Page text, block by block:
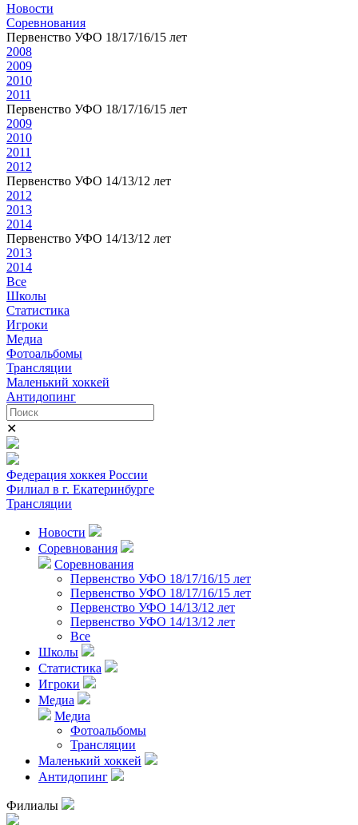
Новости
Соревнования
Первенство УФО 18/17/16/15 лет
2008
2009
2010
2011
Первенство УФО 18/17/16/15 лет
2009
2010
2011
2012
Первенство УФО 14/13/12 лет
2012
2013
2014
Первенство УФО 14/13/12 лет
2013
2014
Все
Школы
Статистика
Игроки
Медиа
Фотоальбомы
Трансляции
Маленький хоккей
Антидопинг
✕
Федерация хоккея России
Филиал в г. Екатеринбурге
Трансляции
Новости
Соревнования
Соревнования
Первенство УФО 18/17/16/15 лет
Первенство УФО 18/17/16/15 лет
Первенство УФО 14/13/12 лет
Первенство УФО 14/13/12 лет
Все
Школы
Статистика
Игроки
Медиа
Медиа
Фотоальбомы
Трансляции
Маленький хоккей
Антидопинг
Филиалы